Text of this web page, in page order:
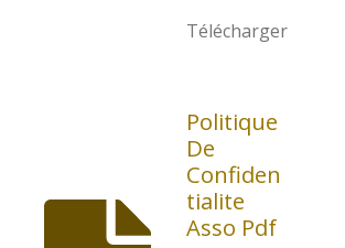
Télécharger
Politique
De
Confiden
tialite
Asso Pdf